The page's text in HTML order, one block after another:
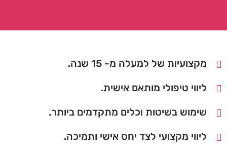
מקצועיות של למעלה מ- 15 שנה.
ליווי טיפולי מותאם אישית.
שימוש בשיטות וכלים מתקדמים ביותר.
ליווי מקצועי לצד יחס אישי ותמיכה.